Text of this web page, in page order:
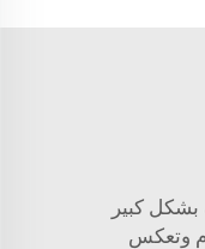
كبير
وتعكس